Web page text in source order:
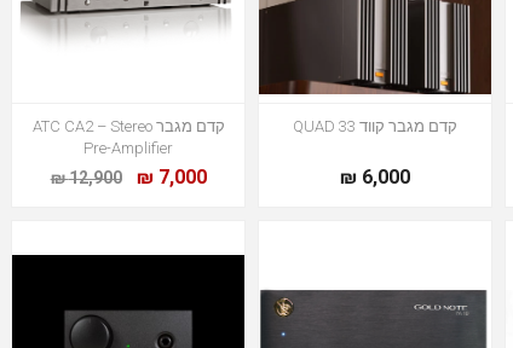
קדם מגבר קווד QUAD 33
6,000 ₪
קדם מגבר ATC CA2 – Stereo
Pre-Amplifier
7,000 ₪
12,900 ₪